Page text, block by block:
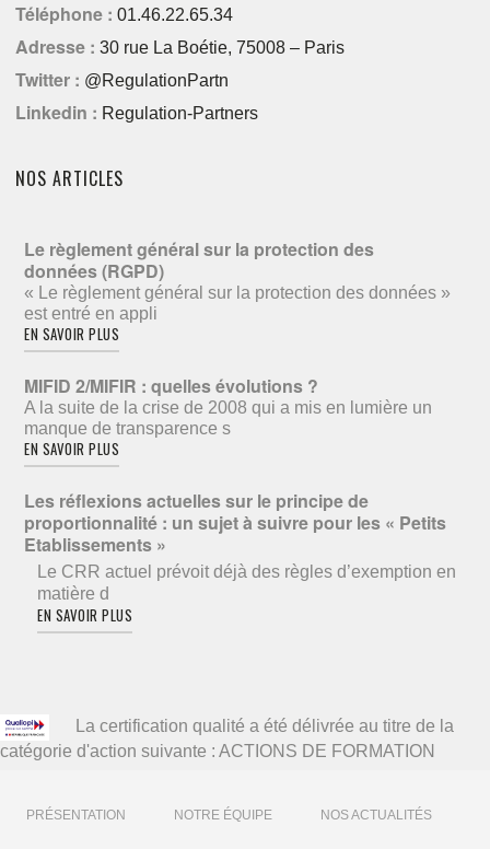
Téléphone : 01.46.22.65.34
Adresse : 30 rue La Boétie, 75008 – Paris
Twitter : @RegulationPartn
Linkedin : Regulation-Partners
NOS ARTICLES
Le règlement général sur la protection des
données (RGPD)
« Le règlement général sur la protection des données »
est entré en appli
EN SAVOIR PLUS
MIFID 2/MIFIR : quelles évolutions ?
A la suite de la crise de 2008 qui a mis en lumière un
manque de transparence s
EN SAVOIR PLUS
Les réflexions actuelles sur le principe de
proportionnalité : un sujet à suivre pour les « Petits
Etablissements »
Le CRR actuel prévoit déjà des règles d’exemption en
matière d
EN SAVOIR PLUS
La certification qualité a été délivrée au titre de la
catégorie d'action suivante : ACTIONS DE FORMATION
PRÉSENTATION NOTRE ÉQUIPE NOS ACTUALITÉS